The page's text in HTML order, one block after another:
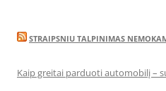
STRAIPSNIU TALPINIMAS
Kaip greitai parduoti automobilį –